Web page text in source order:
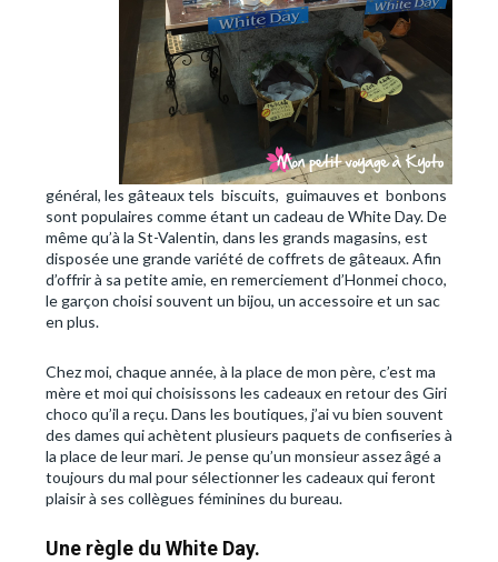
général, les gâteaux tels biscuits, guimauves et bonbons
sont populaires comme étant un cadeau de White Day. De
même qu’à la St-Valentin, dans les grands magasins, est
disposée une grande variété de coffrets de gâteaux. Afin
d’offrir à sa petite amie, en remerciement d’Honmei choco,
le garçon choisi souvent un bijou, un accessoire et un sac
en plus.
Chez moi, chaque année, à la place de mon père, c’est ma
mère et moi qui choisissons les cadeaux en retour des Giri
choco qu’il a reçu. Dans les boutiques, j’ai vu bien souvent
des dames qui achètent plusieurs paquets de confiseries à
la place de leur mari. Je pense qu’un monsieur assez âgé a
toujours du mal pour sélectionner les cadeaux qui feront
plaisir à ses collègues féminines du bureau.
Une règle du White Day.